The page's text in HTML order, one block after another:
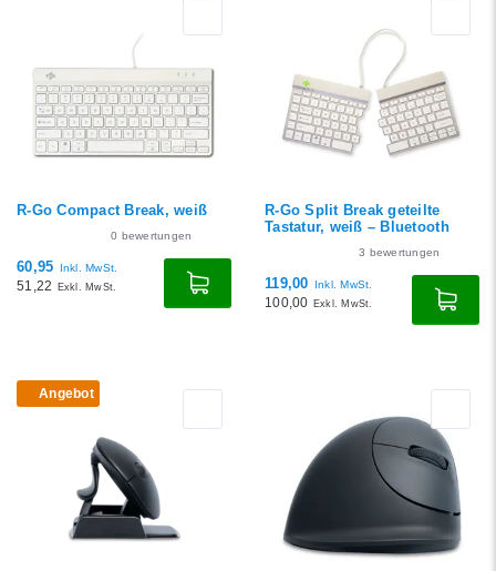
R-Go Compact Break, weiß
0 bewertungen
60,95 Inkl. MwSt.
51,22 Exkl. MwSt.
R-Go Split Break geteilte
Tastatur, weiß – Bluetooth
3 bewertungen
119,00 Inkl. MwSt.
100,00 Exkl. MwSt.
Angebot